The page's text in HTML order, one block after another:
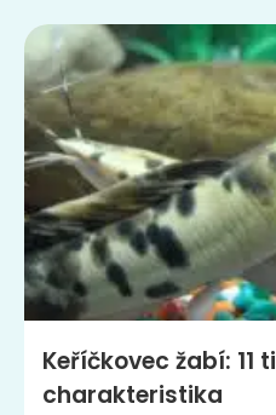
Keříčkovec žabí: 11
charakteristika